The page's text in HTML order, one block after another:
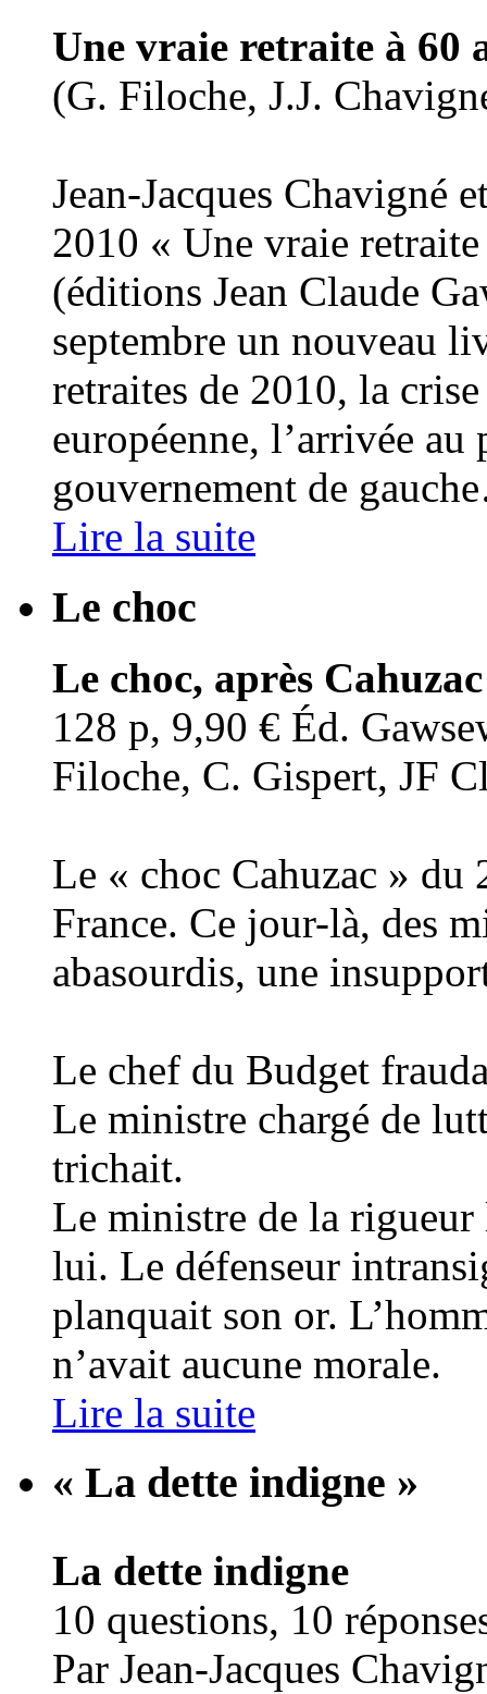
Une vraie retraite à 60
(G. Filoche, J.J.
Jean-Jacques Chavigné
2010 « Une vraie retraite
(éditions Jean Claude
septembre un nouveau
retraites de 2010, la
européenne, l’arrivée
gouvernement de
Lire la suite
Le choc
Le choc, après Cahuzac
128 p, 9,90 € Éd.
Filoche, C. Gispert, JF
Le « choc Cahuzac »
France. Ce jour-là, des
abasourdis, une
Le chef du Budget
Le ministre chargé de
trichait.
Le ministre de la rigueur
lui. Le défenseur
planquait son or.
n’avait aucune morale.
Lire la suite
« La dette indigne »
La dette indigne
10 questions, 10
Par Jean-Jacques